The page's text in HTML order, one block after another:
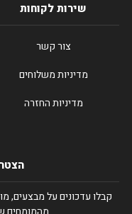
שירות לקוחות
צור קשר
מדיניות משלוחים
מדיניות החזרה
קבלו עדכונים על מבצעים,